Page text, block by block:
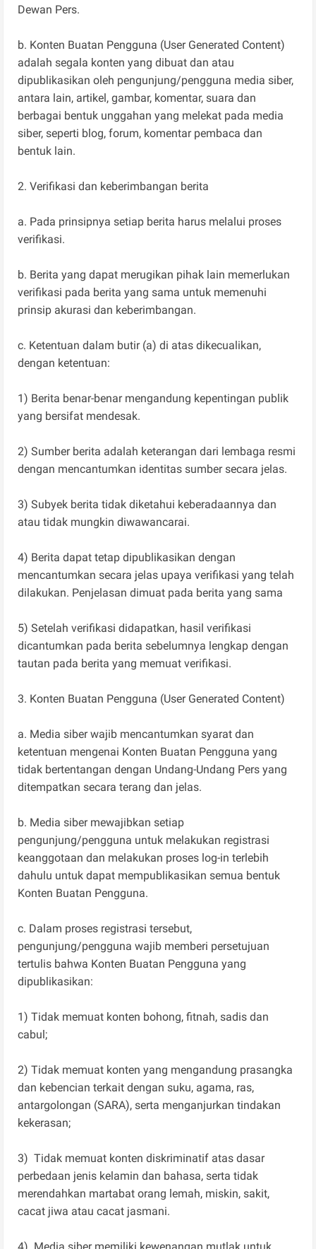
Dewan Pers.
b. Konten Buatan Pengguna (User Generated Content)
adalah segala konten yang dibuat dan atau
dipublikasikan oleh pengunjung/pengguna media siber,
antara lain, artikel, gambar, komentar, suara dan
berbagai bentuk unggahan yang melekat pada media
siber, seperti blog, forum, komentar pembaca dan
bentuk lain.
2. Verifikasi dan keberimbangan berita
a. Pada prinsipnya setiap berita harus melalui proses
verifikasi.
b. Berita yang dapat merugikan pihak lain memerlukan
verifikasi pada berita yang sama untuk memenuhi
prinsip akurasi dan keberimbangan.
c. Ketentuan dalam butir (a) di atas dikecualikan,
dengan ketentuan:
1) Berita benar-benar mengandung kepentingan publik
yang bersifat mendesak.
2) Sumber berita adalah keterangan dari lembaga resmi
dengan mencantumkan identitas sumber secara jelas.
3) Subyek berita tidak diketahui keberadaannya dan
atau tidak mungkin diwawancarai.
4) Berita dapat tetap dipublikasikan dengan
mencantumkan secara jelas upaya verifikasi yang telah
dilakukan. Penjelasan dimuat pada berita yang sama
5) Setelah verifikasi didapatkan, hasil verifikasi
dicantumkan pada berita sebelumnya lengkap dengan
tautan pada berita yang memuat verifikasi.
3. Konten Buatan Pengguna (User Generated Content)
a. Media siber wajib mencantumkan syarat dan
ketentuan mengenai Konten Buatan Pengguna yang
tidak bertentangan dengan Undang-Undang Pers yang
ditempatkan secara terang dan jelas.
b. Media siber mewajibkan setiap
pengunjung/pengguna untuk melakukan registrasi
keanggotaan dan melakukan proses log-in terlebih
dahulu untuk dapat mempublikasikan semua bentuk
Konten Buatan Pengguna.
c. Dalam proses registrasi tersebut,
pengunjung/pengguna wajib memberi persetujuan
tertulis bahwa Konten Buatan Pengguna yang
dipublikasikan:
1) Tidak memuat konten bohong, fitnah, sadis dan
cabul;
2) Tidak memuat konten yang mengandung prasangka
dan kebencian terkait dengan suku, agama, ras,
antargolongan (SARA), serta menganjurkan tindakan
kekerasan;
3) Tidak memuat konten diskriminatif atas dasar
perbedaan jenis kelamin dan bahasa, serta tidak
merendahkan martabat orang lemah, miskin, sakit,
cacat jiwa atau cacat jasmani.